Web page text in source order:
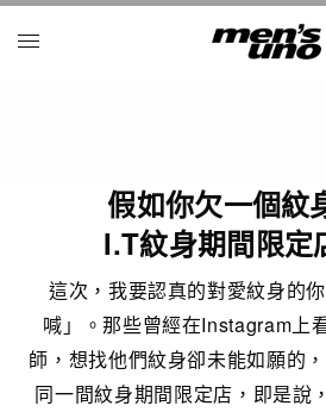
假如你欠一個紋
I.T紋身期間限定
這次，我要認真的對愛紋身的
喊」。那些曾經在Instagram上
師，想找他們紋身卻未能如願的
同一間紋身期間限定店，即是說